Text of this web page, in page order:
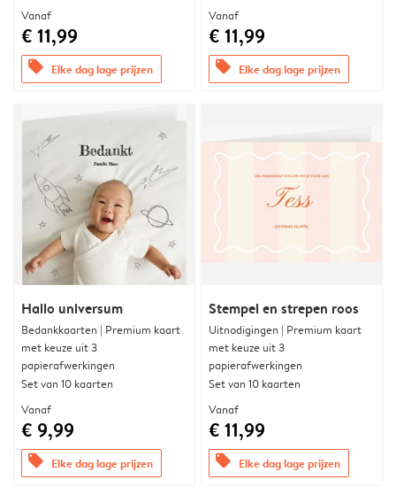
Vanaf
€ 11,99
offers Elke dag lage prijzen
Vanaf
€ 11,99
offers Elke dag lage prijzen
Hallo universum
Bedankkaarten | Premium kaart
met keuze uit 3
papierafwerkingen
Set van 10 kaarten
Vanaf
€ 9,99
offers Elke dag lage prijzen
Stempel en strepen roos
Uitnodigingen | Premium kaart
met keuze uit 3
papierafwerkingen
Set van 10 kaarten
Vanaf
€ 11,99
offers Elke dag lage prijzen